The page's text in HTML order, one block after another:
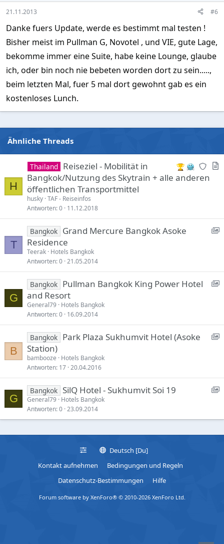
21.11.2013 #6
Danke fuers Update, werde es bestimmt mal testen !
Bisher meist im Pullman G, Novotel , und VIE, gute Lage,
bekomme immer eine Suite, habe keine Lounge, glaube
ich, oder bin noch nie bebeten worden dort zu sein.....,
beim letzten Mal, fuer 5 mal dort gewohnt gab es ein
kostenloses Lunch.
Ähnliche Threads
H
N
e
p
m
o
b
l
e
Thailand Reiseziel - Mobilität in
Bangkok/Nutzung des Skytrain + alle anderen
öffentlichen Transportmittel
husky TAF - Reiseinfos
Antworten 0 11.12.2018
T
S
c
a
t
Bangkok Grand Mercure Bangkok Asoke
Residence
Teerak Hotels Bangkok
Antworten 0 21.05.2014
G
S
c
a
t
Bangkok Pullman Bangkok King Power Hotel
and Resort
General79 Hotels Bangkok
Antworten 0 16.09.2014
B
S
c
a
I
Bangkok Park Plaza Sukhumvit Hotel (Asoke
Station)
bambooze
Hotels Bangkok
Antworten 17 20.04.2016
G
S
c
Bangkok SilQ Hotel - Sukhumvit Soi 19
General79 Hotels Bangkok
Antworten 0 23.09.2014
Deutsch [Du]
Kontakt aufnehmen
Bedingungen und Regeln
Datenschutz-Bestimmungen
Hilfe
Forum software by XenForo® © 2010-2026 XenForo Ltd.